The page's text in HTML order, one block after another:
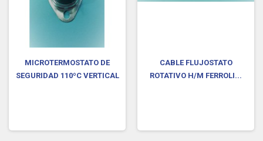
MICROTERMOSTATO DE
SEGURIDAD 110ºC VERTICAL
CABLE FLUJOSTATO
ROTATIVO H/M FERROLI...